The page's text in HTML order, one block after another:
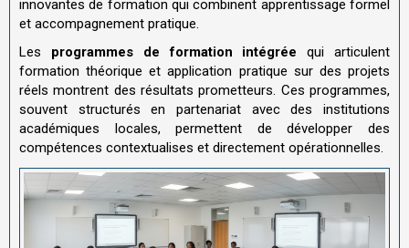
innovantes de formation qui combinent apprentissage formel
et accompagnement pratique.
Les programmes de formation intégrée qui articulent
formation théorique et application pratique sur des projets
réels montrent des résultats prometteurs. Ces programmes,
souvent structurés en partenariat avec des institutions
académiques locales, permettent de développer des
compétences contextualises et directement opérationnelles.